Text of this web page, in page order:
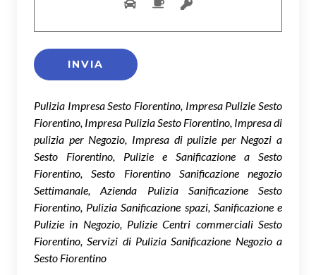
Pulizia Impresa Sesto Fiorentino, Impresa Pulizie Sesto
Fiorentino, Impresa Pulizia Sesto Fiorentino, Impresa di
pulizia per Negozio, Impresa di pulizie per Negozi a
Sesto Fiorentino, Pulizie e Sanificazione a Sesto
Fiorentino, Sesto Fiorentino Sanificazione negozio
Settimanale, Azienda Pulizia Sanificazione Sesto
Fiorentino, Pulizia Sanificazione spazi, Sanificazione e
Pulizie in Negozio, Pulizie Centri commerciali Sesto
Fiorentino, Servizi di Pulizia Sanificazione Negozio a
Sesto Fiorentino